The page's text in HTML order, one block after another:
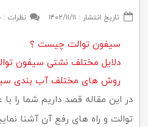
تاریخ انتشار : ۱۴۰۲/۱۱/۱۱ نظرات :
سیفون توالت چیست ؟
دلایل مختلف نشتی سیفون
روش های مختلف آب بندی
در این مقاله قصد داریم شما را
توالت و راه های رفع آن آشنا